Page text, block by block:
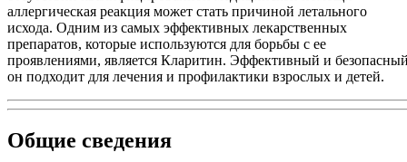
аллергическая реакция может стать причиной летального
исхода. Одним из самых эффективных лекарственных
препаратов, которые используются для борьбы с ее
проявлениями, является Кларитин. Эффективный и
он подходит для лечения и профилактики взрослых и детей.
Общие сведения